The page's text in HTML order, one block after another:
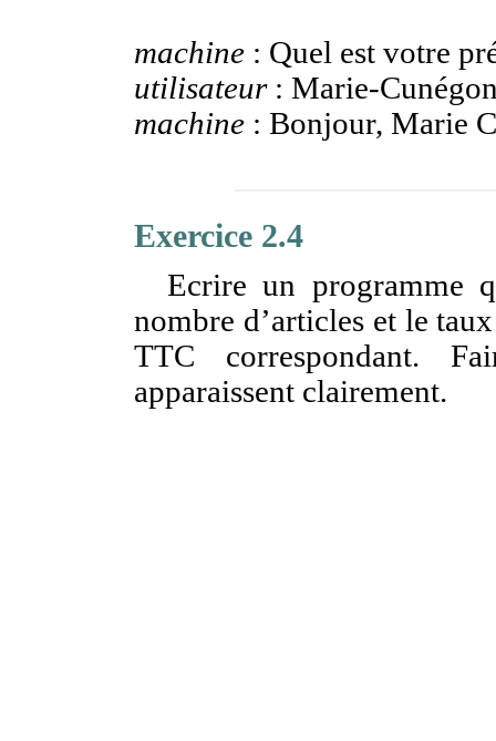
machine : Quel est votre
utilisateur: Marie-
machine : Bonjour, Marie
Exercice 2.4
Ecrire un
nombre d’articles et le
TTC correspondant.
apparaissent clairement.